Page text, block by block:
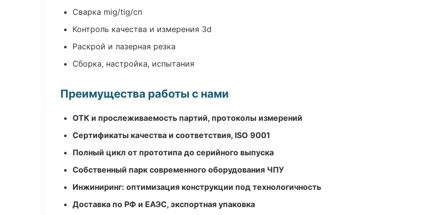
Сварка mig/tig/сп
Контроль качества и измерения 3d
Раскрой и лазерная резка
Сборка, настройка, испытания
Преимущества работы с нами
ОТК и прослеживаемость партий, протоколы измерений
Сертификаты качества и соответствия, ISO 9001
Полный цикл от прототипа до серийного выпуска
Собственный парк современного оборудования ЧПУ
Инжиниринг: оптимизация конструкции под технологичность
Доставка по РФ и ЕАЭС, экспортная упаковка